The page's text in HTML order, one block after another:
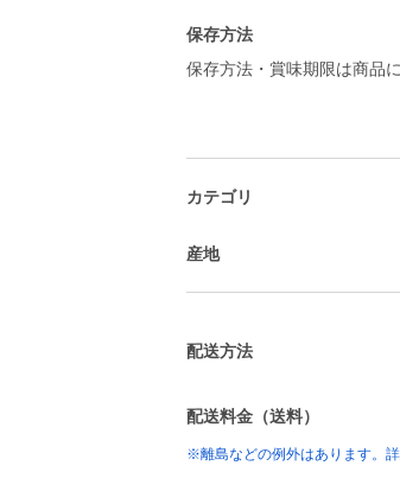
保存方法
保存方法・賞味期限は商品
カテゴリ
産地
配送方法
配送料金（送料）
※離島などの例外はあります。